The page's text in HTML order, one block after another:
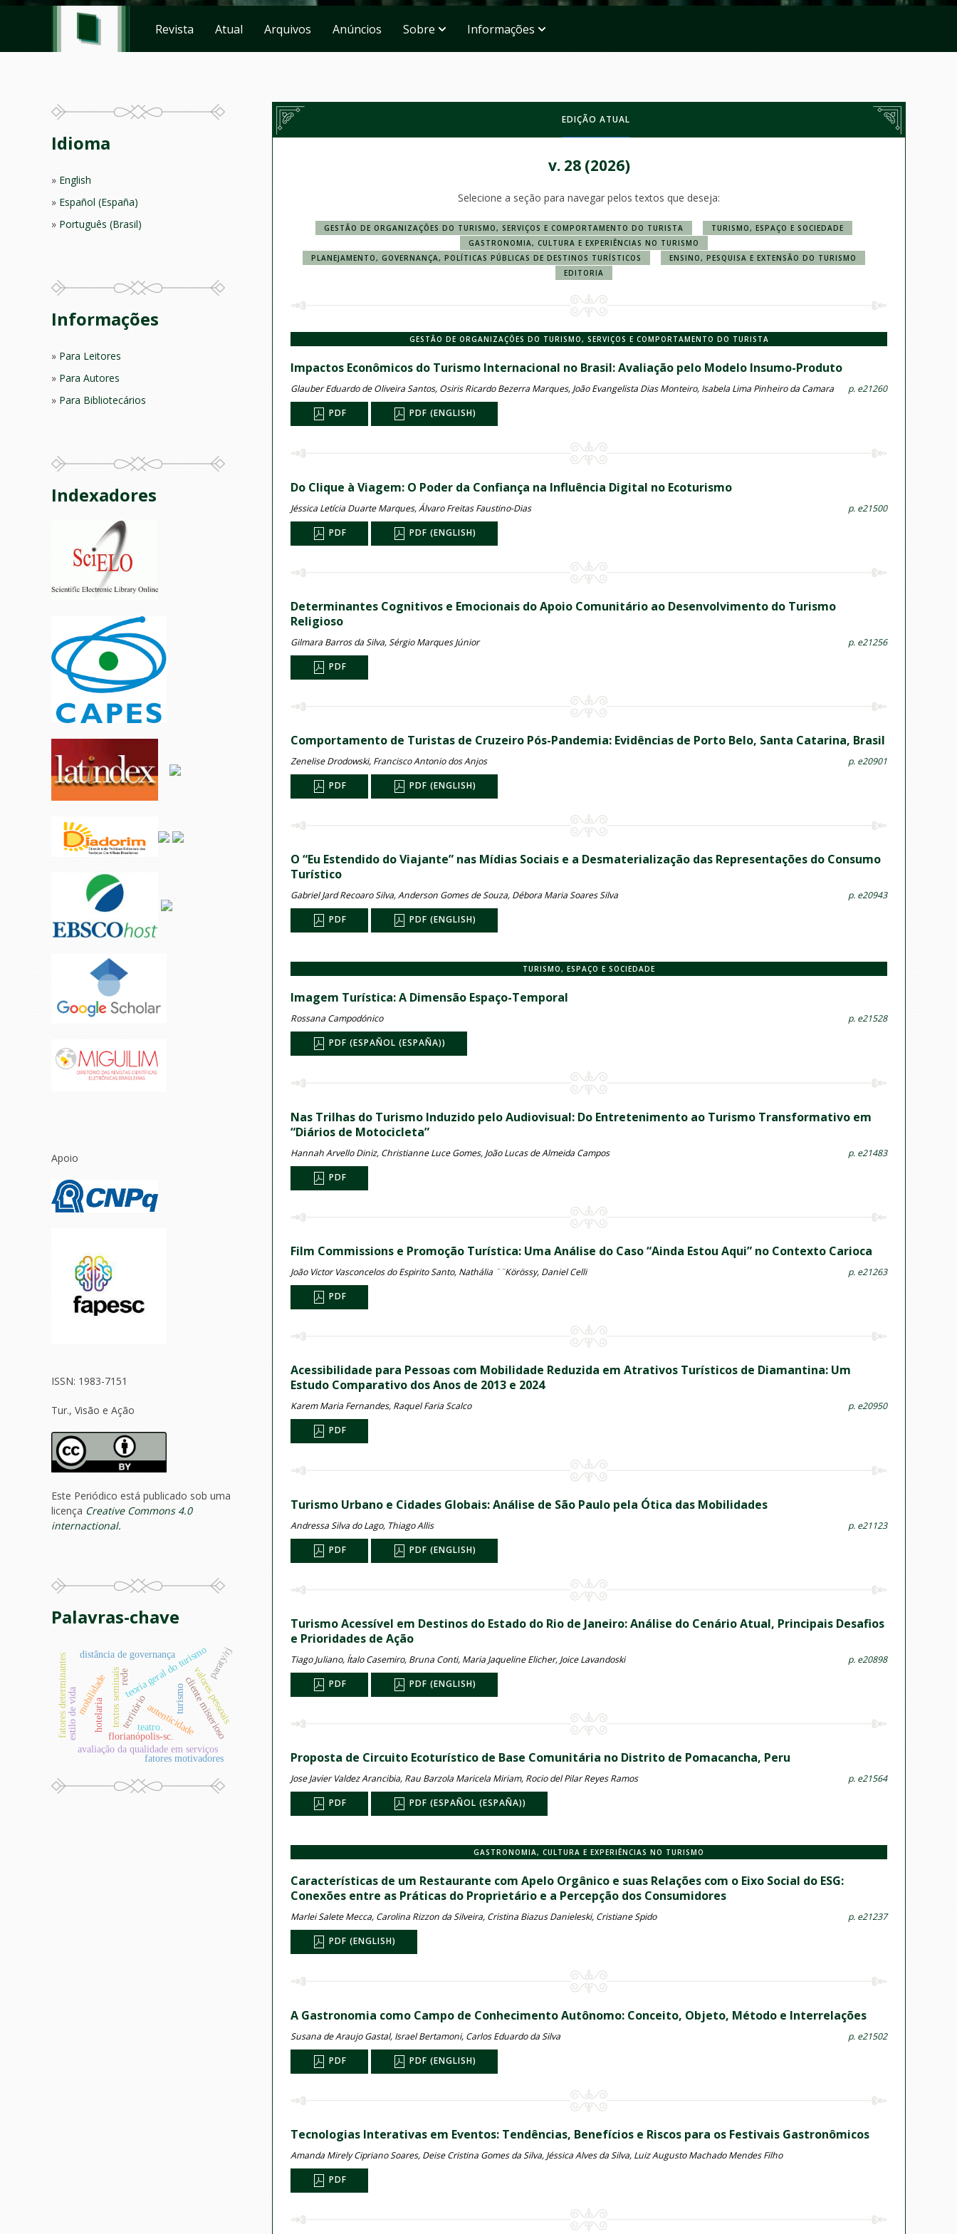
Revista Atual Arquivos Anúncios Sobre Informações
EDIÇÃO ATUAL
v. 28 (2026)
Selecione a seção para navegar pelos textos que deseja:
GESTÃO DE ORGANIZAÇÕES DO TURISMO, SERVIÇOS E COMPORTAMENTO DO TURISTA
TURISMO, ESPAÇO E SOCIEDADE
GASTRONOMIA, CULTURA E EXPERIÊNCIAS NO TURISMO
PLANEJAMENTO, GOVERNANÇA, POLÍTICAS PÚBLICAS DE DESTINOS TURÍSTICOS
ENSINO, PESQUISA E EXTENSÃO DO TURISMO
EDITORIA
GESTÃO DE ORGANIZAÇÕES DO TURISMO, SERVIÇOS E COMPORTAMENTO DO TURISTA
Impactos Econômicos do Turismo Internacional no Brasil: Avaliação pelo Modelo Insumo-Produto
Glauber Eduardo de Oliveira Santos, Osiris Ricardo Bezerra Marques, João Evangelista Dias Monteiro, Isabela Lima Pinheiro da Camara p. e21260
PDF PDF (ENGLISH)
Do Clique à Viagem: O Poder da Confiança na Influência Digital no Ecoturismo
Jéssica Letícia Duarte Marques, Álvaro Freitas Faustino-Dias p. e21500
PDF PDF (ENGLISH)
Determinantes Cognitivos e Emocionais do Apoio Comunitário ao Desenvolvimento do Turismo
Religioso
Gilmara Barros da Silva, Sérgio Marques Júnior p. e21256
PDF
Comportamento de Turistas de Cruzeiro Pós-Pandemia: Evidências de Porto Belo, Santa Catarina, Brasil
Zenelise Drodowski, Francisco Antonio dos Anjos p. e20901
PDF PDF (ENGLISH)
O “Eu Estendido do Viajante” nas Mídias Sociais e a Desmaterialização das Representações do Consumo
Turístico
Gabriel Jard Recoaro Silva, Anderson Gomes de Souza, Débora Maria Soares Silva p. e20943
PDF PDF (ENGLISH)
TURISMO, ESPAÇO E SOCIEDADE
Imagem Turística: A Dimensão Espaço-Temporal
Rossana Campodónico p. e21528
PDF (ESPAÑOL (ESPAÑA))
Nas Trilhas do Turismo Induzido pelo Audiovisual: Do Entretenimento ao Turismo Transformativo em
“Diários de Motocicleta”
Hannah Arvello Diniz, Christianne Luce Gomes, João Lucas de Almeida Campos p. e21483
PDF
Film Commissions e Promoção Turística: Uma Análise do Caso “Ainda Estou Aqui” no Contexto Carioca
João Victor Vasconcelos do Espirito Santo, Nathália ¨¨Körössy, Daniel Celli p. e21263
PDF
Acessibilidade para Pessoas com Mobilidade Reduzida em Atrativos Turísticos de Diamantina: Um
Estudo Comparativo dos Anos de 2013 e 2024
Karem Maria Fernandes, Raquel Faria Scalco p. e20950
PDF
Turismo Urbano e Cidades Globais: Análise de São Paulo pela Ótica das Mobilidades
Andressa Silva do Lago, Thiago Allis p. e21123
PDF PDF (ENGLISH)
Turismo Acessível em Destinos do Estado do Rio de Janeiro: Análise do Cenário Atual, Principais Desafios
e Prioridades de Ação
Tiago Juliano, Ítalo Casemiro, Bruna Conti, Maria Jaqueline Elicher, Joice Lavandoski p. e20898
PDF PDF (ENGLISH)
Proposta de Circuito Ecoturístico de Base Comunitária no Distrito de Pomacancha, Peru
Jose Javier Valdez Arancibia, Rau Barzola Maricela Miriam, Rocio del Pilar Reyes Ramos p. e21564
PDF PDF (ESPAÑOL (ESPAÑA))
GASTRONOMIA, CULTURA E EXPERIÊNCIAS NO TURISMO
Características de um Restaurante com Apelo Orgânico e suas Relações com o Eixo Social do ESG:
Conexões entre as Práticas do Proprietário e a Percepção dos Consumidores
Marlei Salete Mecca, Carolina Rizzon da Silveira, Cristina Biazus Danieleski, Cristiane Spido p. e21237
PDF (ENGLISH)
A Gastronomia como Campo de Conhecimento Autônomo: Conceito, Objeto, Método e Interrelações
Susana de Araujo Gastal, Israel Bertamoni, Carlos Eduardo da Silva p. e21502
PDF PDF (ENGLISH)
Tecnologias Interativas em Eventos: Tendências, Benefícios e Riscos para os Festivais Gastronômicos
Amanda Mirely Cipriano Soares, Deise Cristina Gomes da Silva, Jéssica Alves da Silva, Luiz Augusto Machado Mendes Filho
PDF
Idioma
English
Español (España)
Português (Brasil)
Informações
Para Leitores
Para Autores
Para Bibliotecários
Indexadores
Apoio
ISSN: 1983-7151
Tur., Visão e Ação
Este Periódico está publicado sob uma
licença Creative Commons 4.0
internactional.
Palavras-chave
autenticidade
textos seminaisteoria geral do turismo
turismo
florianópolis-sc.
avaliação da qualidade em serviços
cliente misterioso
hotelaria
rede
território
mobilidade
distância de governança
fatores motivadores
fatores determinantes valores pessoais
estilo de vida
paraty/rj
teatro.